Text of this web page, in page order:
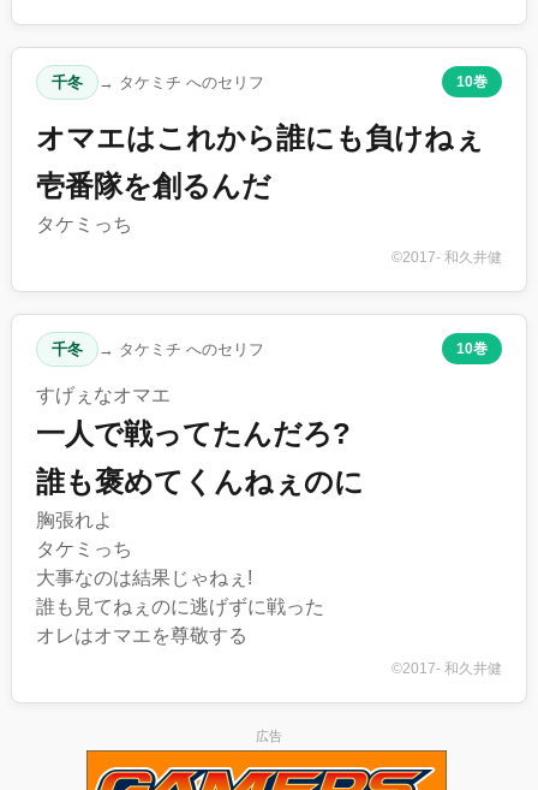
千冬 → タケミチ へのセリフ 10巻
オマエはこれから誰にも負けねぇ
壱番隊を創るんだ
タケミっち
©2017- 和久井健
千冬 → タケミチ へのセリフ 10巻
すげぇなオマエ
一人で戦ってたんだろ?
誰も褒めてくんねぇのに
胸張れよ
タケミっち
大事なのは結果じゃねぇ!
誰も見てねぇのに逃げずに戦った
オレはオマエを尊敬する
©2017- 和久井健
広告